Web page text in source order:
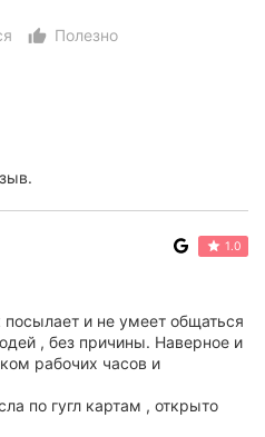
thumb_up_alt
Полезно
1.0
и не умеет общаться
, без причины. Наверное и
рабочих часов и
по гугл картам , открыто